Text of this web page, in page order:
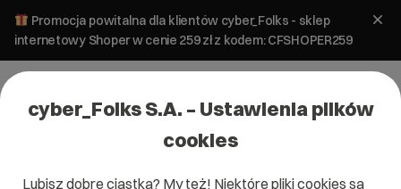
Promocja powitalna dla klientów cyber_Folks - sklep
internetowy Shoper w cenie 259 zł z kodem: CFSHOPER259
cyber_Folks S.A. – Ustawienia plików
cookies
Lubisz dobre ciastka? My też! Niektóre pliki cookies są